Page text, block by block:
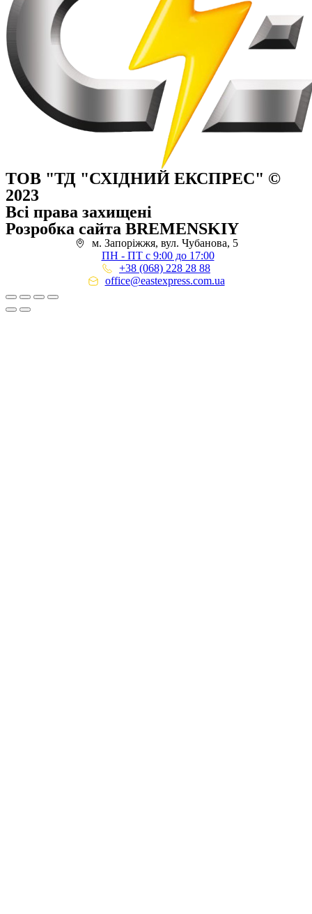
ТОВ "ТД "СХІДНИЙ ЕКСПРЕС" ©
2023
Всі права захищені
Розробка сайта BREMENSKIY
м. Запоріжжя, вул. Чубанова, 5
ПН - ПТ с 9:00 до 17:00
+38 (068) 228 28 88
office@eastexpress.com.ua